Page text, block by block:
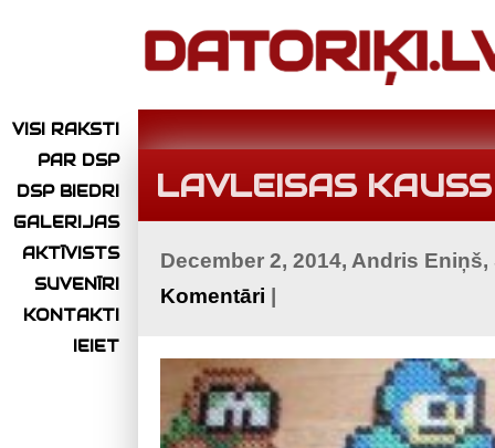
VISI RAKSTI
PAR DSP
DSP BIEDRI
GALERIJAS
AKTĪVISTS
SUVENĪRI
KONTAKTI
IEIET
LAVLEISAS
December 2, 2014, Andris
Komentāri